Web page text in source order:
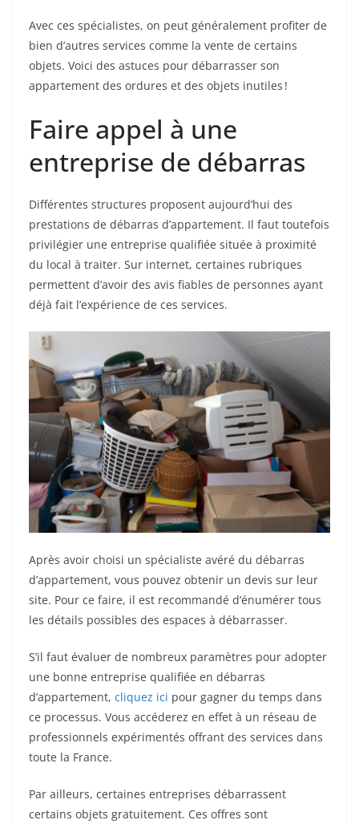
Avec ces spécialistes, on peut généralement profiter de
bien d’autres services comme la vente de certains
objets. Voici des astuces pour débarrasser son
appartement des ordures et des objets inutiles !
Faire appel à une
entreprise de débarras
Différentes structures proposent aujourd’hui des
prestations de débarras d’appartement. Il faut toutefois
privilégier une entreprise qualifiée située à proximité
du local à traiter. Sur internet, certaines rubriques
permettent d’avoir des avis fiables de personnes ayant
déjà fait l’expérience de ces services.
Après avoir choisi un spécialiste avéré du débarras
d’appartement, vous pouvez obtenir un devis sur leur
site. Pour ce faire, il est recommandé d’énumérer tous
les détails possibles des espaces à débarrasser.
S’il faut évaluer de nombreux paramètres pour adopter
une bonne entreprise qualifiée en débarras
d’appartement, cliquez ici pour gagner du temps dans
ce processus. Vous accéderez en effet à un réseau de
professionnels expérimentés offrant des services dans
toute la France.
Par ailleurs, certaines entreprises débarrassent
certains objets gratuitement. Ces offres sont